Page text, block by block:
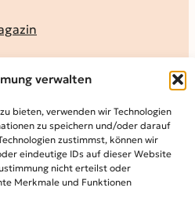
verwalten
bieten, verwenden wir Technologien
zu speichern und/oder darauf
zustimmst, können wir
eindeutige IDs auf dieser Website
nicht erteilst oder
Merkmale und Funktionen
lesen